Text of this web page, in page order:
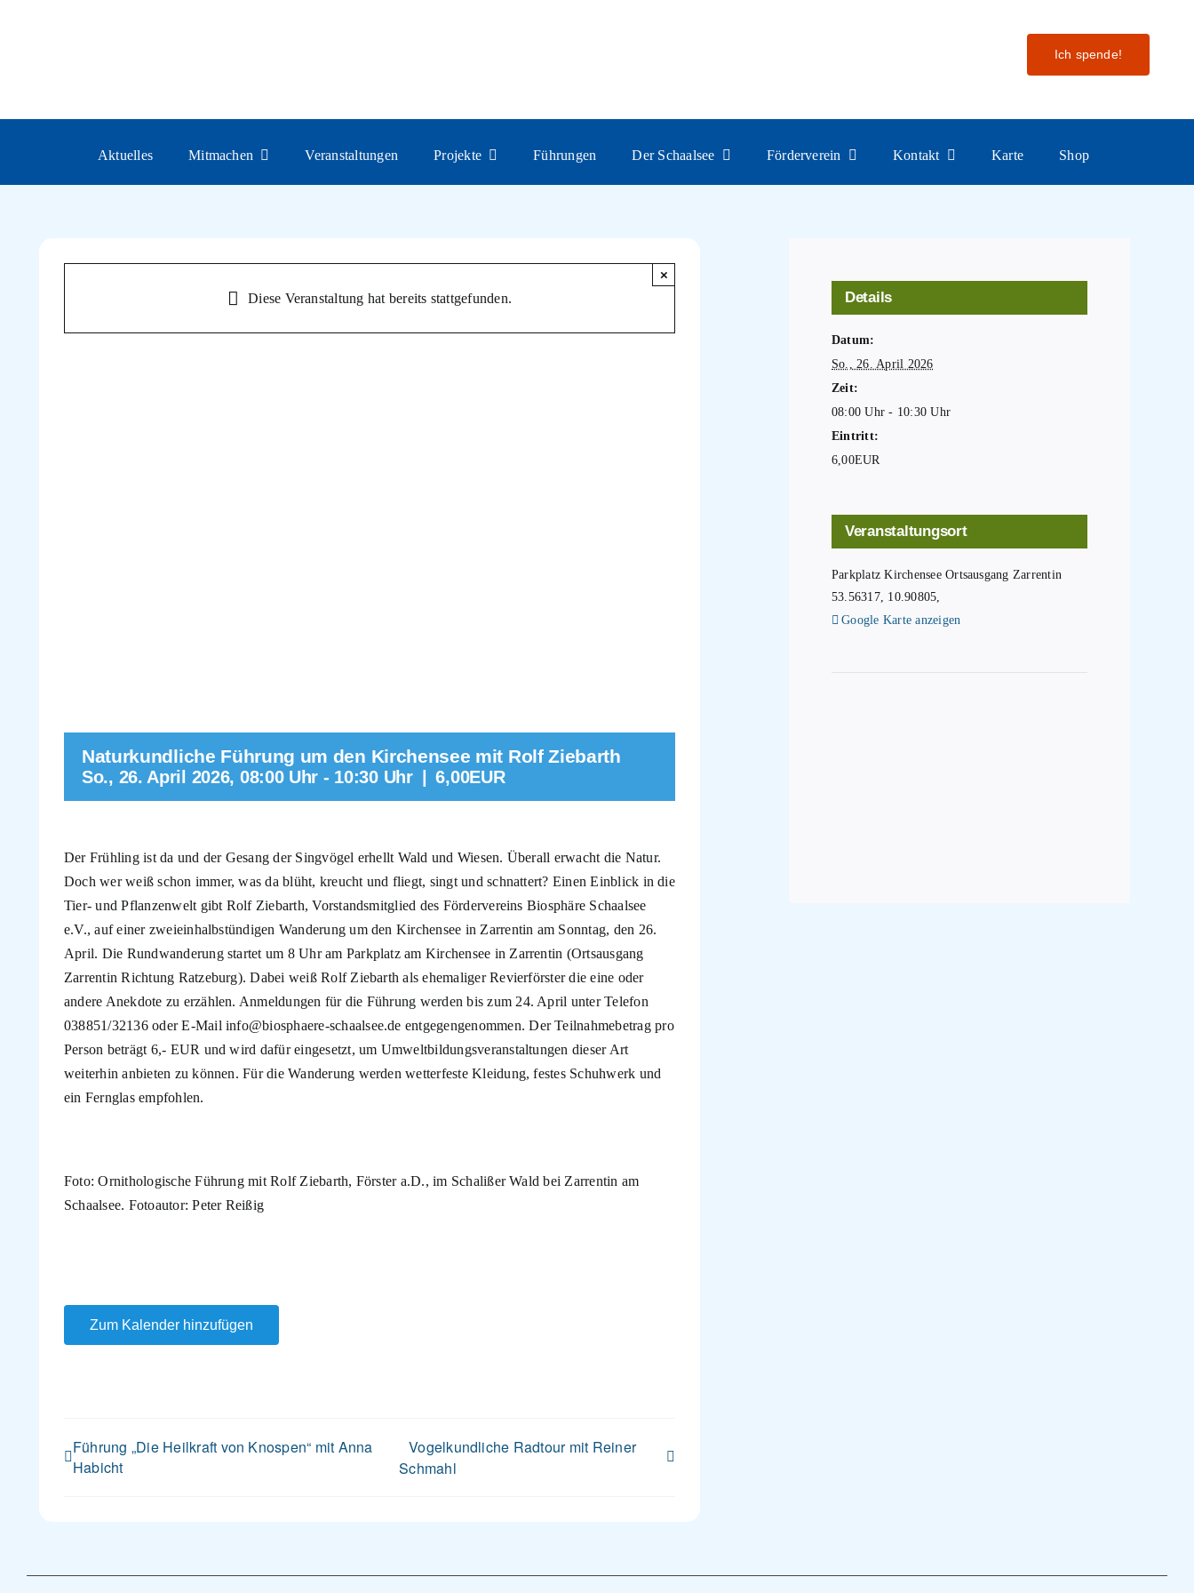
Ich spende!
Aktuelles Mitmachen Veranstaltungen Projekte Führungen Der Schaalsee Förderverein Kontakt Karte Shop
Diese Veranstaltung hat bereits stattgefunden.
×
Naturkundliche Führung um den Kirchensee mit Rolf Ziebarth
So., 26. April 2026, 08:00 Uhr - 10:30 Uhr 6,00EUR
Der Frühling ist da und der Gesang der Singvögel erhellt Wald und Wiesen. Überall erwacht die Natur.
Doch wer weiß schon immer, was da blüht, kreucht und fliegt, singt und schnattert? Einen Einblick in die
Tier- und Pflanzenwelt gibt Rolf Ziebarth, Vorstandsmitglied des Fördervereins Biosphäre Schaalsee
e.V., auf einer zweieinhalbstündigen Wanderung um den Kirchensee in Zarrentin am Sonntag, den 26.
April. Die Rundwanderung startet um 8 Uhr am Parkplatz am Kirchensee in Zarrentin (Ortsausgang
Zarrentin Richtung Ratzeburg). Dabei weiß Rolf Ziebarth als ehemaliger Revierförster die eine oder
andere Anekdote zu erzählen. Anmeldungen für die Führung werden bis zum 24. April unter Telefon
038851/32136 oder E-Mail info@biosphaere-schaalsee.de entgegengenommen. Der Teilnahmebetrag pro
Person beträgt 6,- EUR und wird dafür eingesetzt, um Umweltbildungsveranstaltungen dieser Art
weiterhin anbieten zu können. Für die Wanderung werden wetterfeste Kleidung, festes Schuhwerk und
ein Fernglas empfohlen.
Foto: Ornithologische Führung mit Rolf Ziebarth, Förster a.D., im Schalißer Wald bei Zarrentin am
Schaalsee. Fotoautor: Peter Reißig
Zum Kalender hinzufügen
Führung „Die Heilkraft von Knospen“ mit Anna
Habicht
Vogelkundliche Radtour mit Reiner
Schmahl
Details
Datum:
So., 26. April 2026
Zeit:
08:00 Uhr - 10:30 Uhr
Eintritt:
6,00EUR
Veranstaltungsort
Parkplatz Kirchensee Ortsausgang Zarrentin
53.56317, 10.90805,
Google Karte anzeigen